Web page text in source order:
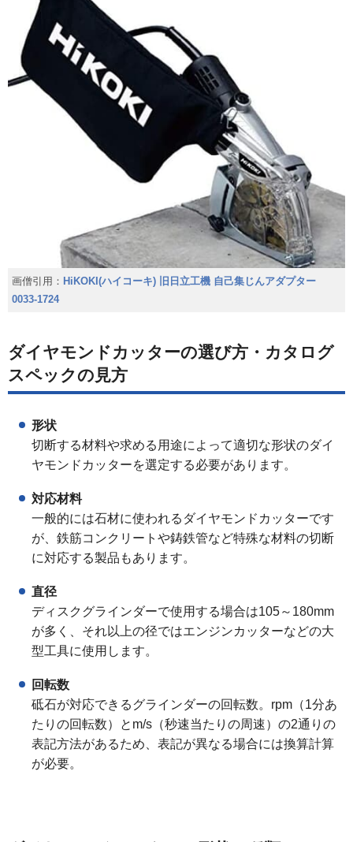
画僧引用： HiKOKI(ハイコーキ) 旧日立工機 自己集じんアダプター
0033-1724
ダイヤモンドカッターの選び方・カタログ
スペックの見方
形状
切断する材料や求める用途によって適切な形状のダイ
ヤモンドカッターを選定する必要があります。
対応材料
一般的には石材に使われるダイヤモンドカッターです
が、鉄筋コンクリートや鋳鉄管など特殊な材料の切断
に対応する製品もあります。
直径
ディスクグラインダーで使用する場合は105～180mm
が多く、それ以上の径ではエンジンカッターなどの大
型工具に使用します。
回転数
砥石が対応できるグラインダーの回転数。rpm（1分あ
たりの回転数）とm/s（秒速当たりの周速）の2通りの
表記方法があるため、表記が異なる場合には換算計算
が必要。